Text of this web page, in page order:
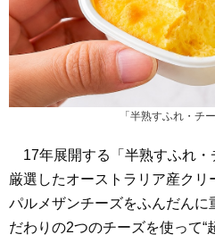
「半熟すふれ・チ
17年展開する「半熟すふれ・
厳選したオーストラリア産ク
パルメザンチーズをふんだんに
だわりの2つのチーズを使って“